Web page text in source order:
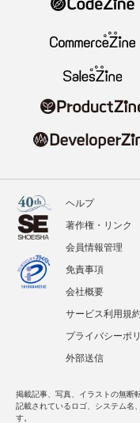
ヘルプ
著作権・リンク
会員情報管理
免責事項
会社概要
サービス利用規
プライバシーポ
外部送信
掲載記事、写真、イラストの無断
記載されているロゴ、システム名
す。